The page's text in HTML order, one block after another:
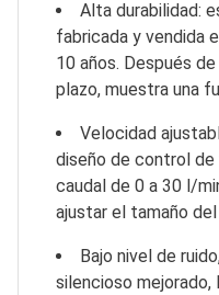
Alta durabilidad:
fabricada y vendida
10 años. Después
plazo, muestra una
Velocidad
diseño de control de
caudal de 0 a 30 l/
ajustar el tamaño
Bajo nivel de
silencioso